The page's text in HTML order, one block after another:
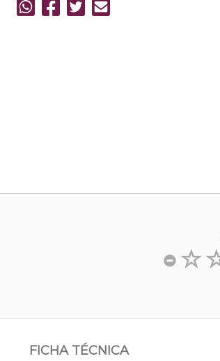
FICHA TÉCNICA